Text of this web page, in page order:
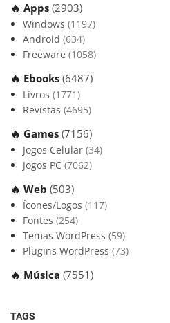
🔥 Apps (2903)
Windows (1197)
Android (634)
Freeware (1058)
🔥 Ebooks (6487)
Livros (1771)
Revistas (4695)
🔥 Games (7156)
Jogos Celular (34)
Jogos PC (7062)
🔥 Web (503)
Ícones/Logos (117)
Fontes (254)
Temas WordPress (59)
Plugins WordPress (73)
🔥 Música (7551)
TAGS